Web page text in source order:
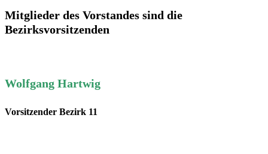
Mitglieder des Vorstandes sind die
Bezirksvorsitzenden
Wolfgang Hartwig
Vorsitzender Bezirk 11